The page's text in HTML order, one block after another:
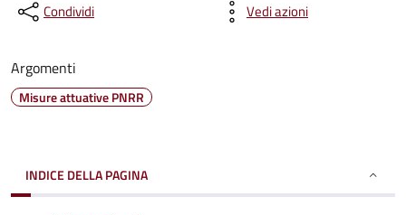
Condividi Vedi azioni
Argomenti
Misure attuative PNRR
INDICE DELLA PAGINA